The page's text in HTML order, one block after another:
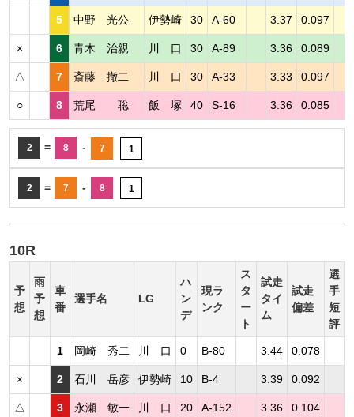
5 中野 光公 伊勢崎 30 A-60 3.37 0.097
× 6 青木 治親 川 口 30 A-89 3.36 0.089
△ 7 斎藤 撤二 川 口 30 A-33 3.33 0.097
○ 8 荒尾 聡 飯 塚 40 S-16 3.36 0.085
2 = 8 - 7 1
2 = 7 - 8 1
10R
予
想
雨
予
想
車
番
選手名 LG
ハ
ン
デ
現ラ
ンク
ス
タ
ー
ト
試走
タイ
ム
試走
偏差
選
手
短
評
1 岡崎 秀二 川 口 0 B-80 3.44 0.078
× 2 石川 岳彦 伊勢崎 10 B-4 3.39 0.092
△ 3 永瀬 敏一 川 口 20 A-152 3.36 0.104